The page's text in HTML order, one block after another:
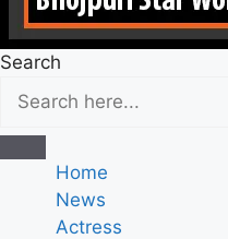
Search
Home
News
Actress